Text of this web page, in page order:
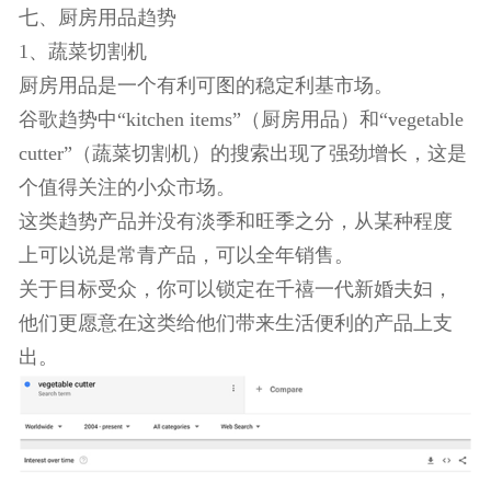
高峰期，作为儿童节日礼物的经典选择之一，节日
期间的销量可想而知。
七、厨房用品趋势
1、蔬菜切割机
厨房用品是一个有利可图的稳定利基市场。
谷歌趋势中“kitchen items”（厨房用品）和“vegetable
cutter”（蔬菜切割机）的搜索出现了强劲增长，这是